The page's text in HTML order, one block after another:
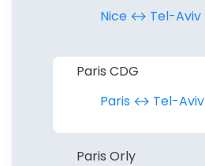
Nice ↔︎ Tel-Aviv
Paris CDG
Paris ↔︎ Tel-Aviv
Paris Orly